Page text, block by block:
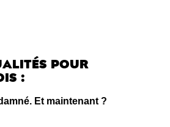
POUR
:
Et maintenant ?